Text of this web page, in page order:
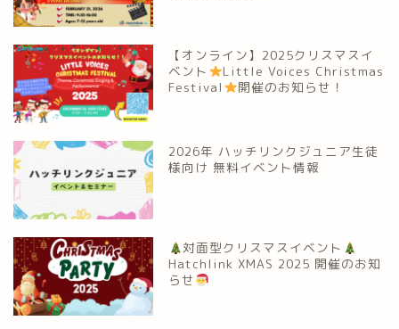
【オンライン】2025クリスマスイ
ベント
Little Voices Christmas
Festival
開催のお知らせ！
2026年 ハッチリンクジュニア生徒
様向け 無料イベント情報
対面型クリスマスイベント
Hatchlink XMAS 2025 開催のお知
らせ